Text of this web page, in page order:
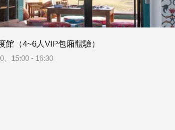
（4~6人VIP包廂體驗）
、15:00 - 16:30